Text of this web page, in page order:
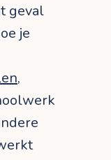
geval
je
,